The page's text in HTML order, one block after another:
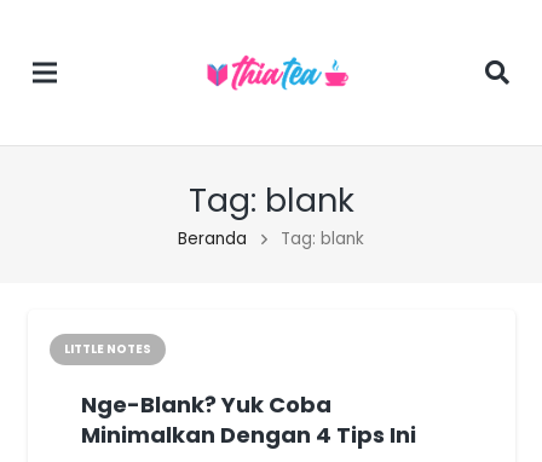
Tag: blank
Beranda Tag: blank
LITTLE NOTES
Nge-Blank? Yuk Coba
Minimalkan Dengan 4 Tips Ini